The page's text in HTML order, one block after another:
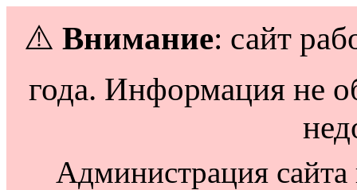
⚠️ Внимание: сайт
года. Информация не
Администрация сайта